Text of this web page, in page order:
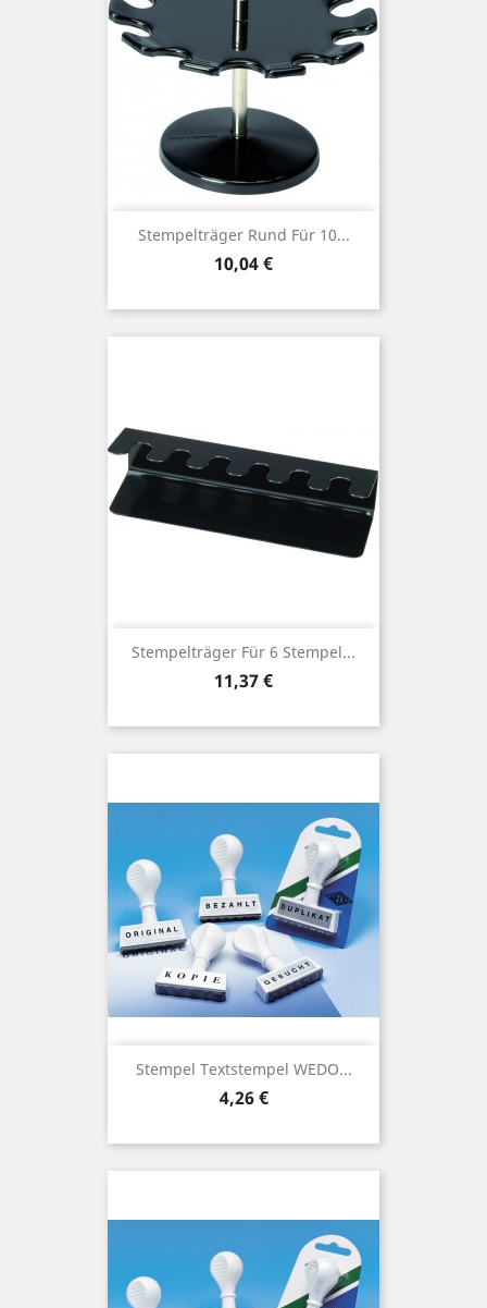
Stempelträger Rund Für 10...
Preis
10,04 €
Stempelträger Für 6 Stempel...
Preis
11,37 €
Stempel Textstempel WEDO...
Preis
4,26 €